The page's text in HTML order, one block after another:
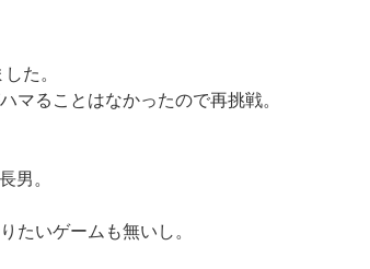
た。
マることはなかったので再挑戦。
男。
たいゲームも無いし。